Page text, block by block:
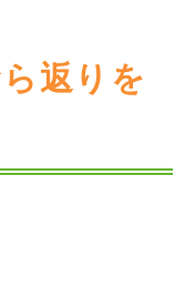
返りを